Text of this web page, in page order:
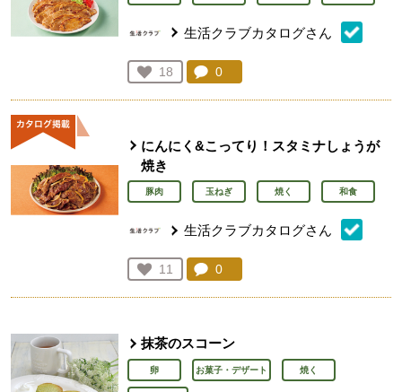
生活クラブカタログさん
お気に入り登録：
18
人が登録
コメント：
0
にんにく&こってり！スタミナしょうが
焼き
豚肉 玉ねぎ 焼く 和食
生活クラブカタログさん
お気に入り登録：
11
人が登録
コメント：
0
抹茶のスコーン
卵 お菓子・デザート 焼く